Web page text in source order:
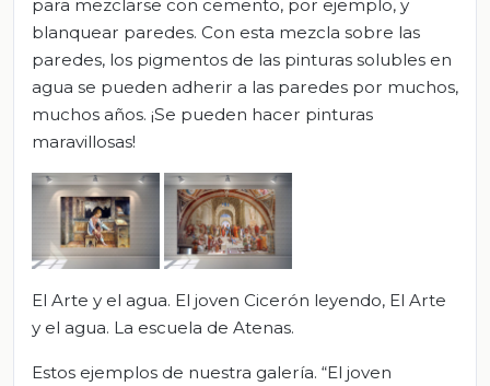
para mezclarse con cemento, por ejemplo, y
blanquear paredes. Con esta mezcla sobre las
paredes, los pigmentos de las pinturas solubles en
agua se pueden adherir a las paredes por muchos,
muchos años. ¡Se pueden hacer pinturas
maravillosas!
El Arte y el agua. El joven Cicerón leyendo, El Arte
y el agua. La escuela de Atenas.
Estos ejemplos de nuestra galería. “El joven